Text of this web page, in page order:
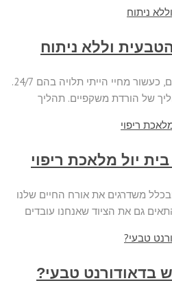
וללא ניתוח
מגיל 20 לערך הרכבתי משקפיים, כעשור מחיי הייתי תלויה בהם 24/7.
יול מלאכת ריפוי
משדרגים את אורח החיים שלנו
גם את הציוד שאנחנו עובדים
טבעי?